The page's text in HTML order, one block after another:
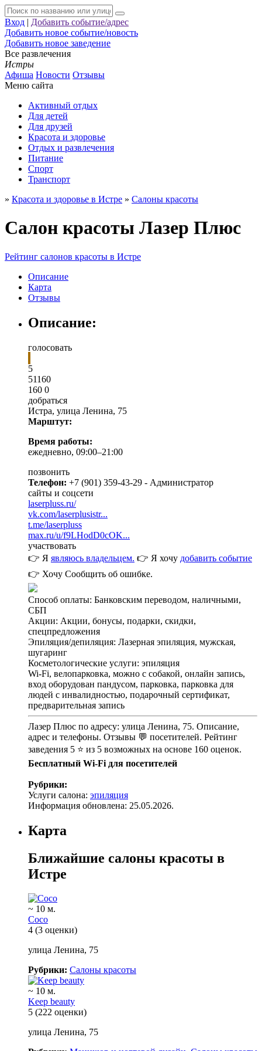
Вход | Добавить событие/адрес
Добавить новое событие/новость
Добавить новое заведение
Все развлечения
Истры
Афиша Новости Отзывы
Меню сайта
Активный отдых
Для детей
Для друзей
Красота и здоровье
Отдых и развлечения
Питание
Спорт
Транспорт
» Красота и здоровье в Истре » Салоны красоты
Салон красоты Лазер Плюс
Рейтинг салонов красоты в Истре
Описание
Карта
Отзывы
Описание:
голосовать
5
51160
160 0
добраться
Истра, улица Ленина, 75
Марштут:
Время работы:
ежедневно, 09:00–21:00
позвонить
Телефон: +7 (901) 359-43-29 - Администратор
сайты и соцсети
laserpluss.ru/
vk.com/laserplusistr...
t.me/laserpluss
max.ru/u/f9LHodD0cOK...
участвовать
👉 Я являюсь владельцем. 👉 Я хочу добавить событие
👉 Хочу Сообщить об ошибке.
Способ оплаты: Банковским переводом, наличными,
СБП
Акции: Акции, бонусы, подарки, скидки,
спецпредложения
Эпиляция/депиляция: Лазерная эпиляция, мужская,
шугаринг
Косметологические услуги: эпиляция
Wi-Fi, велопарковка, можно с собакой, онлайн запись,
вход оборудован пандусом, парковка, парковка для
людей с инвалидностью, подарочный сертификат,
предварительная запись
Лазер Плюс по адресу: улица Ленина, 75. Описание,
адрес и телефоны. Отзывы 💬 посетителей. Рейтинг
заведения 5 ⭐ из 5 возможных на основе 160 оценок.
Бесплатный Wi-Fi для посетителей
Рубрики:
Услуги салона: эпиляция
Информация обновлена: 25.05.2026.
Карта
Ближайшие салоны красоты в
Истре
~ 10 м.
Coco
4 (3 оценки)
улица Ленина, 75
Рубрики: Салоны красоты
~ 10 м.
Keep beauty
5 (222 оценки)
улица Ленина, 75